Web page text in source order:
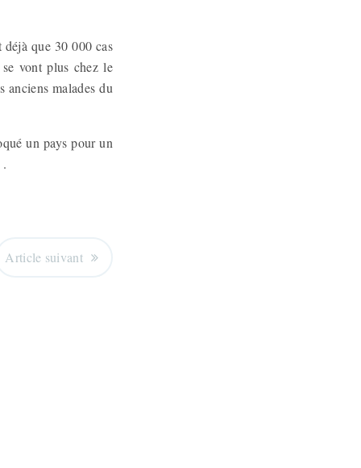
déjà que 30 000 cas
vont plus chez le
malades du
un pays pour un
Article suivant